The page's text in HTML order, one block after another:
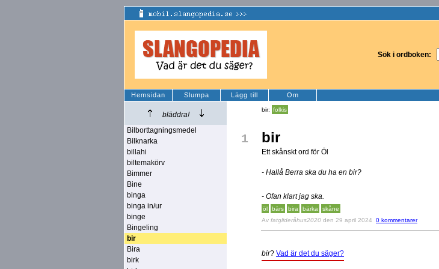
Sök i ordboken:
Hemsidan Slumpa Lägg till Om
bläddra!
Bilborttagningsmedel
Bilknarka
billahi
biltemakörv
Bimmer
Bine
binga
binga in/ur
binge
Bingeling
bir
Bira
birk
bir: folkis
1 bir
Ett skånskt ord för Öl
- Hallå Berra ska du ha en bir?
- Ofan klart jag ska.
öl bärs bira bärka
skåne
Av fatglideråhus2020 den 29 april 2024 0 kommentarer
bir? Vad är det du säger?